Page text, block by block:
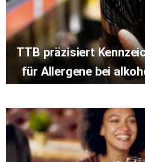
TTB präzisiert
für Allergene bei